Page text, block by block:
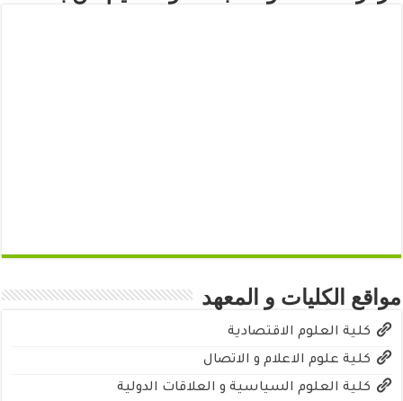
مواقع الكليات و المعهد
كلية العلوم الاقتصادية
كلية علوم الاعلام و الاتصال
كلية العلوم السياسية و العلاقات الدولية